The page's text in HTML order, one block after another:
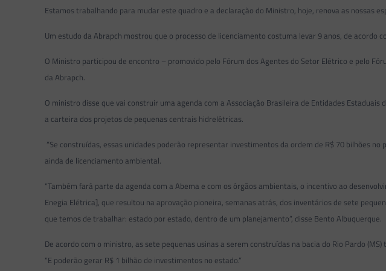
Estamos trabalhando para mudar este quadro e a declaração do Ministro, hoje, renova as nossas
Um estudo da Abrapch mostrou que o processo de licenciamento costuma levar 9 anos, de acordo
O Ministro participou de encontro – promovido pelo Fórum dos Agentes do Setor Elétrico e pelo
da Abrapch.
O ministro disse que vai construir uma agenda com a Associação Brasileira de Entidades
a carteira dos projetos de pequenas centrais hidrelétricas.
“Se construídas, essas unidades poderão representar investimentos da ordem de R$ 70 bilhões
ainda de licenciamento ambiental.
“Também fará parte da agenda com a Abema e com os órgãos ambientais, o incentivo ao
Enegia Elétrica], que resultou na aprovação pioneira, semanas atrás, dos inventários de sete
que temos de trabalhar: estado por estado, dentro de um planejamento”, disse Bento Albuquerque.
De acordo com o ministro, as sete pequenas usinas a serem construídas na bacia do Rio Pardo
“E poderão gerar R$ 1 bilhão de investimentos no estado.”